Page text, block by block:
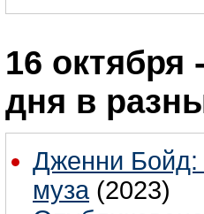
16 октября
дня в
Дженни
муза (2023)